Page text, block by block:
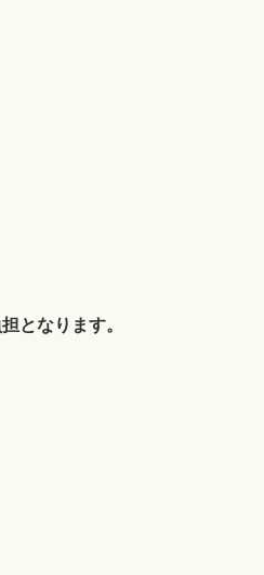
となります。